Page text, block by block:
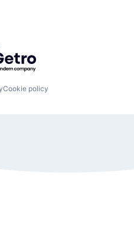
by Getro.com
Cookie policy